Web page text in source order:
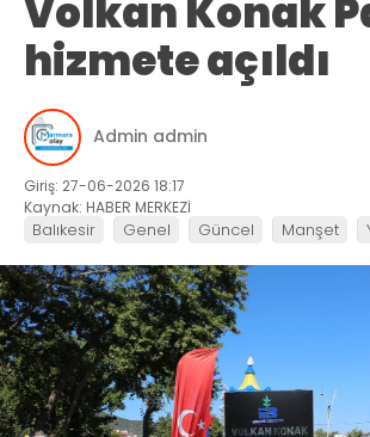
Volkan Konak
hizmete açıldı
Admin admin
Giriş: 27-06-2026 18:17
Kaynak: HABER MERKEZİ
Balıkesir Genel Güncel Manşet